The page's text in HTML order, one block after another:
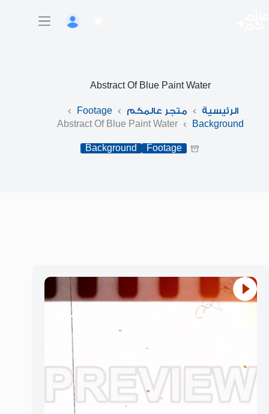
Abstract Of Blue Paint Water
الرئيسية متجر عالمكم
Footage
Background
Abstract Of Blue Paint Water
Background Footage